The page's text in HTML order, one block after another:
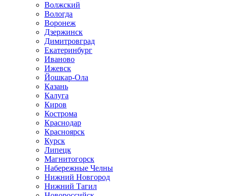
Волжский
Вологда
Воронеж
Дзержинск
Димитровград
Екатеринбург
Иваново
Ижевск
Йошкар-Ола
Казань
Калуга
Киров
Кострома
Краснодар
Красноярск
Курск
Липецк
Магнитогорск
Набережные Челны
Нижний Новгород
Нижний Тагил